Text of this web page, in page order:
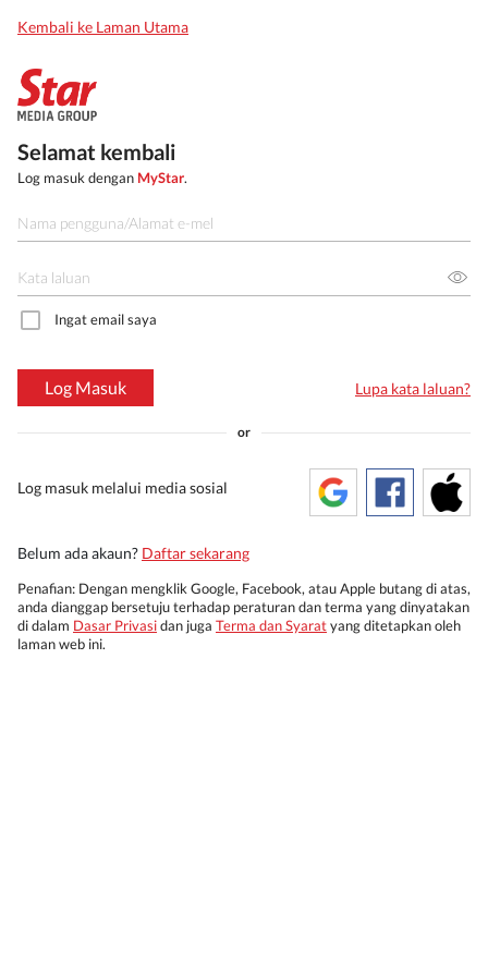
Kembali ke Laman Utama
Selamat kembali
Log masuk dengan MyStar.
Ingat email saya
Log Masuk Lupa kata laluan?
or
Log masuk melalui media sosial
Belum ada akaun? Daftar sekarang
Penafian: Dengan mengklik Google, Facebook, atau Apple butang di atas,
anda dianggap bersetuju terhadap peraturan dan terma yang dinyatakan
di dalam Dasar Privasidan juga Terma dan Syaratyang ditetapkan oleh
laman web ini.